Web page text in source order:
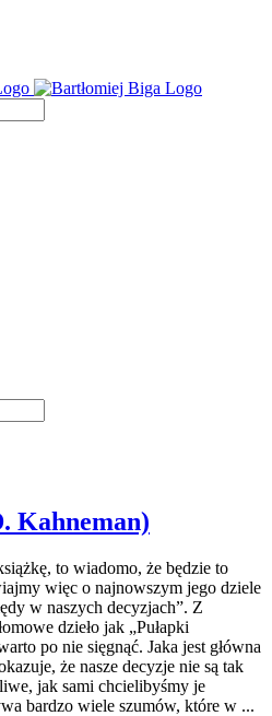
Kahneman)
to wiadomo, że będzie to
więc o najnowszym jego dziele
w naszych decyzjach”. Z
dzieło jak „Pułapki
po nie sięgnąć. Jaka jest główna
że nasze decyzje nie są tak
jak sami chcielibyśmy je
bardzo wiele szumów, które w ...